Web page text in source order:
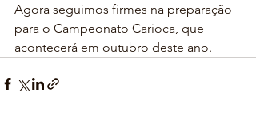
Agora seguimos firmes na preparação
para o Campeonato Carioca, que
acontecerá em outubro deste ano.